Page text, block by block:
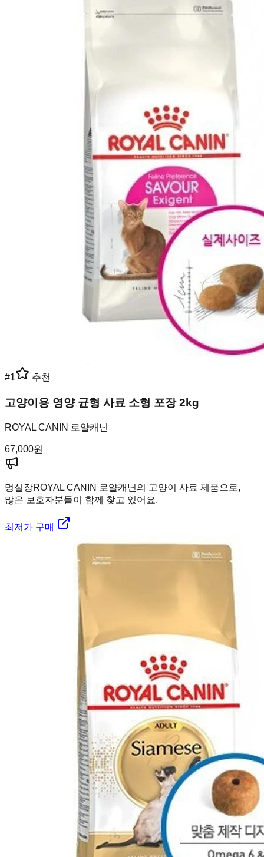
#1 추천
고양이용 영양 균형 사료 소형 포장 2kg
ROYAL CANIN 로얄캐닌
67,000원
멍실장ROYAL CANIN 로얄캐닌의 고양이 사료 제품으로,
많은 보호자분들이 함께 찾고 있어요.
최저가 구매